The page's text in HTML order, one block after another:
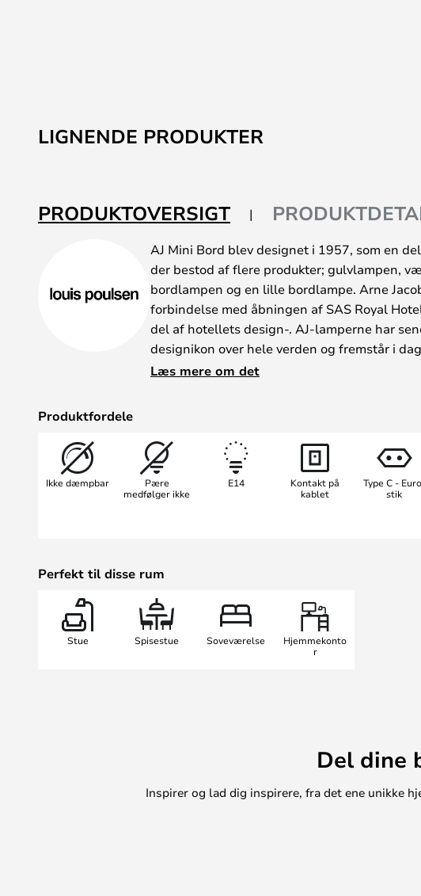
LIGNENDE PRODUKTER
PRODUKTOVERSIGT
AJ Mini Bord blev designet i 1957, som en
der bestod af flere produkter; gulvlampen,
bordlampen og en lille bordlampe. Arne
forbindelse med åbningen af SAS Royal
del af hotellets design-. AJ-lamperne har
designikon over hele verden og fremstår i
moderne.
blænder, mens skærmen vippes let og den
som læselys., hvor du også finder AJ
Læs mere om det
Produktfordele
Ikke dæmpbar
Pære
medfølger ikke
E14
Kontakt på
kablet
Type C -
stik
Perfekt til disse rum
Stue Spisestue Soveværelse
Hjemmekonto
r
Del dine
Inspirer og lad dig inspirere, fra det ene unikke